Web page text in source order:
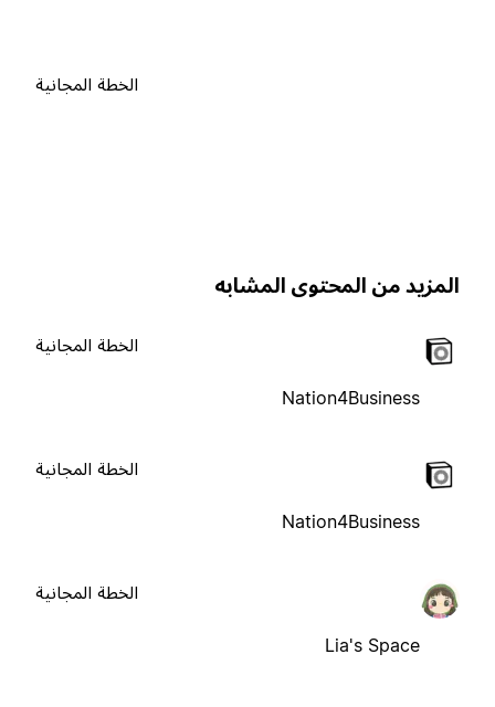
الخطة المجانية
من المحتوى المشابه
Nation4Business
الخطة المجانية
Nation4Business
الخطة المجانية
Lia's Space
الخطة المجانية